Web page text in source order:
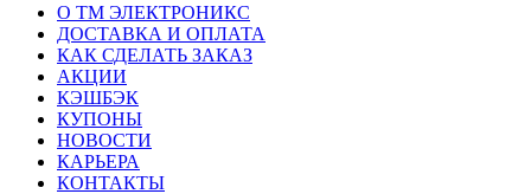
О ТМ ЭЛЕКТРОНИКС
ДОСТАВКА И ОПЛАТА
КАК СДЕЛАТЬ ЗАКАЗ
АКЦИИ
КЭШБЭК
КУПОНЫ
НОВОСТИ
КАРЬЕРА
КОНТАКТЫ